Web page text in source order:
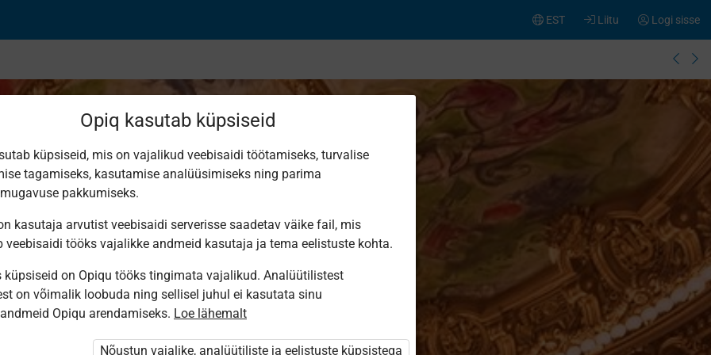
Logi sisse
Liitu
EST
ole Opiqusse sisse logitud.
paketi „Erakasutaja 2024/25”
Opiq kasutab küpsiseid
küpsiseid, mis on vajalikud veebisaidi töötamiseks, turvalise
tagamiseks, kasutamise analüüsimiseks ning parima
pakkumiseks.
kasutaja arvutist veebisaidi serverisse saadetav väike fail, mis
veebisaidi tööks vajalikke andmeid kasutaja ja tema eelistuste kohta.
küpsiseid on Opiqu tööks tingimata vajalikud. Analüütilistest
on võimalik loobuda ning sellisel juhul ei kasutata sinu
Opiqu arendamiseks. Loe lähemalt
Nõustun vajalike, analüütiliste ja eelistuste küpsistega